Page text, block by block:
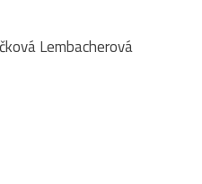
Lembacherová